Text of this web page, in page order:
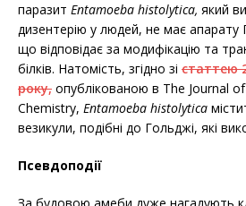
паразит Entamoeba histolytica, який
дизентерію у людей, не має
що відповідає за модифікацію та
білків. Натомість, згідно зі статтею
року, опублікованою в The Journal
Chemistry, Entamoeba histolytica
везикули, подібні до Гольджі, які
Псевдоподії